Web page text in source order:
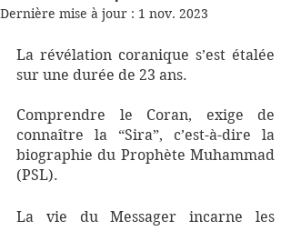
Dernière mise à jour : 1 nov. 2023
La révélation coranique s’est étalée
sur une durée de 23 ans.
Comprendre le Coran, exige de
connaître la “Sira”, c’est-à-dire la
biographie du Prophète Muhammad
(PSL).
La vie du Messager incarne les